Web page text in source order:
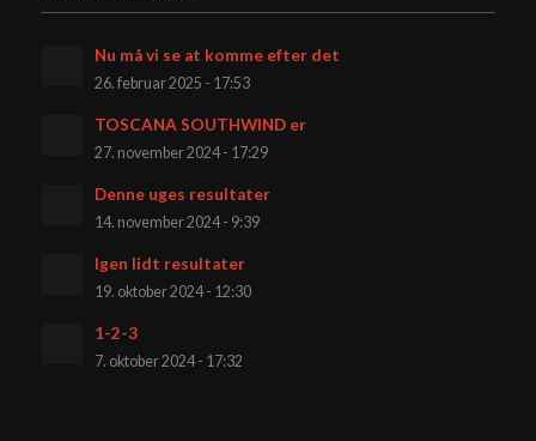
Nu må vi se at komme efter det
26. februar 2025 - 17:53
TOSCANA SOUTHWIND er
27. november 2024 - 17:29
Denne uges resultater
14. november 2024 - 9:39
Igen lidt resultater
19. oktober 2024 - 12:30
1-2-3
7. oktober 2024 - 17:32